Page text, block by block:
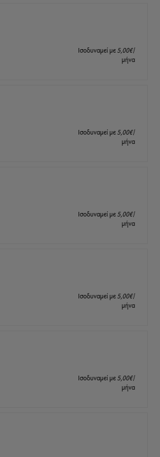
Ισοδυναμεί με 5,00€/
μήνα
Ισοδυναμεί με 5,00€/
μήνα
Ισοδυναμεί με 5,00€/
μήνα
Ισοδυναμεί με 5,00€/
μήνα
Ισοδυναμεί με 5,00€/
μήνα